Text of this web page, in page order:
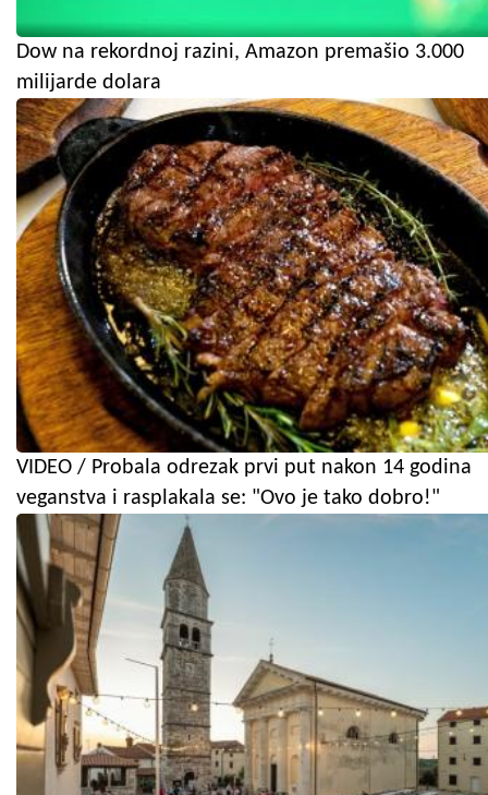
Dow na rekordnoj razini, Amazon premašio 3.000
milijarde dolara
VIDEO / Probala odrezak prvi put nakon 14 godina
veganstva i rasplakala se: "Ovo je tako dobro!"